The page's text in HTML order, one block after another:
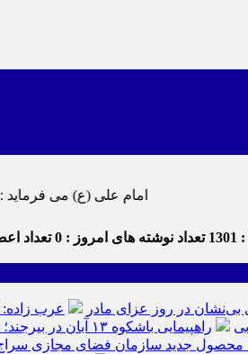
امام علی (ع) می فرماید : هر کس از خود بدگویی و انتقاد کند٬ خود را اصلاح کرده
تعداد نوشته های امروز : 0 تعداد
بی‌نشان در روز عزای مادر
عرب زاده:
راهپیمایی باشکوه ۱۳ آبان در بیرجند؛ «متحد و استوار مقابل استکبار» + تصاویر
محصول جدید سازمان فضای مجازی سراج